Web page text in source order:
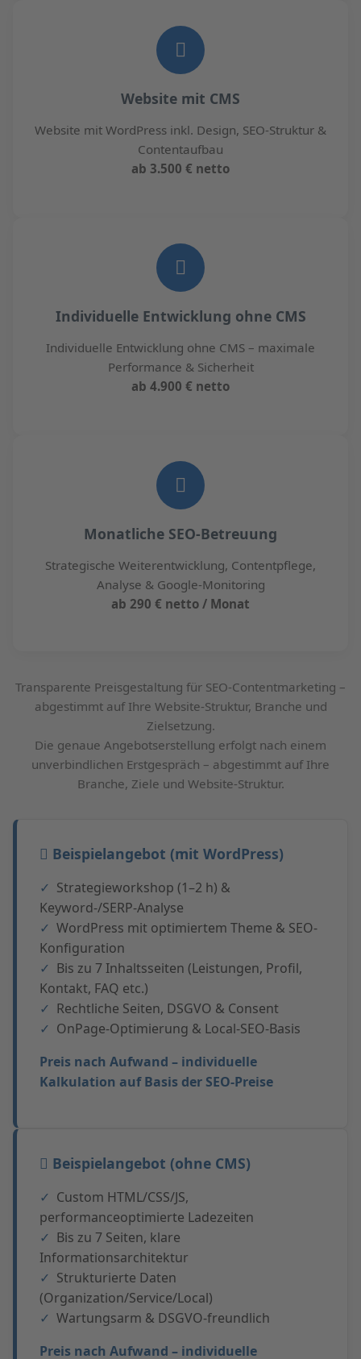
Website mit CMS
Website mit WordPress inkl. Design, SEO-Struktur &
Contentaufbau
ab 3.500 € netto
Individuelle Entwicklung ohne CMS
Individuelle Entwicklung ohne CMS – maximale
Performance & Sicherheit
ab 4.900 € netto
Monatliche SEO-Betreuung
Strategische Weiterentwicklung, Contentpflege,
Analyse & Google-Monitoring
ab 290 € netto / Monat
Transparente Preisgestaltung für SEO-Contentmarketing –
abgestimmt auf Ihre Website-Struktur, Branche und
Zielsetzung.
Die genaue Angebotserstellung erfolgt nach einem
unverbindlichen Erstgespräch – abgestimmt auf Ihre
Branche, Ziele und Website-Struktur.
Beispielangebot (mit WordPress)
Strategieworkshop (1–2 h) &
Keyword-/SERP-Analyse
WordPress mit optimiertem Theme & SEO-
Konfiguration
Bis zu 7 Inhaltsseiten (Leistungen, Profil,
Kontakt, FAQ etc.)
Rechtliche Seiten, DSGVO & Consent
OnPage-Optimierung & Local-SEO-Basis
Preis nach Aufwand – individuelle
Kalkulation auf Basis der SEO-Preise
Beispielangebot (ohne CMS)
Custom HTML/CSS/JS,
performanceoptimierte Ladezeiten
Bis zu 7 Seiten, klare
Informationsarchitektur
Strukturierte Daten
(Organization/Service/Local)
Wartungsarm & DSGVO-freundlich
Preis nach Aufwand – individuelle